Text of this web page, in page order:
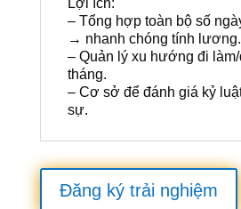
Lợi ích:
– Tổng hợp toàn bộ số
→ nhanh chóng tính lương.
– Quản lý xu hướng đi làm/
tháng.
– Cơ sở để đánh giá kỷ
sự.
Đăng ký trải nghiệm